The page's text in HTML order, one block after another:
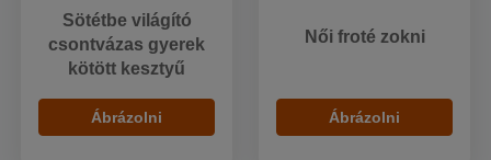
Sötétbe világító
csontvázas gyerek
kötött kesztyű
Ábrázolni
Női froté zokni
Ábrázolni